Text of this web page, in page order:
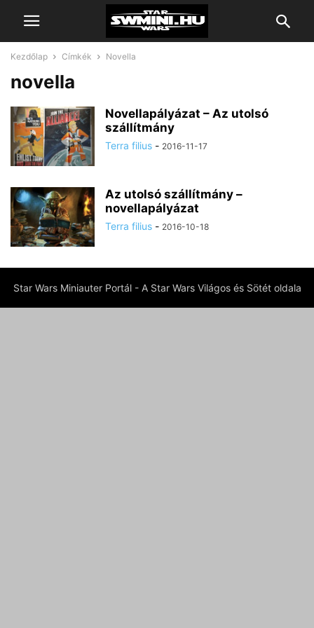
Kezdőlap Címkék Novella
novella
Novellapályázat – Az utolsó
szállítmány
Terra filius - 2016-11-17
Az utolsó szállítmány –
novellapályázat
Terra filius - 2016-10-18
Star Wars Miniauter Portál - A Star Wars Világos és Sötét oldala